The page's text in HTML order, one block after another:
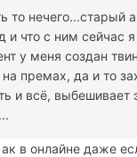
то нечего...старый
и что с ним сейчас я
у меня создан
премах, да и то
и всё, выбешивает
ак в онлайне даже